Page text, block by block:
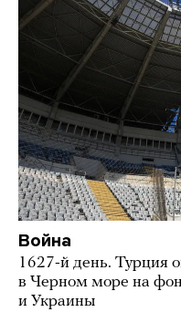
Война
1627-й день. Турция
в Черном море на
и Украины